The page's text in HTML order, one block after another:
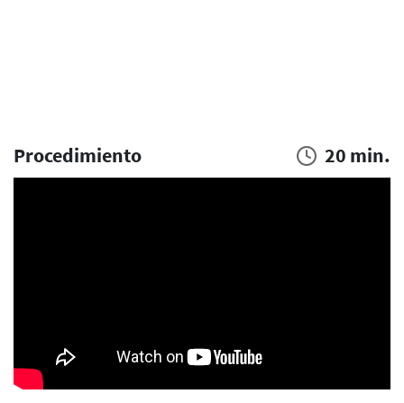
Procedimiento 20 min.